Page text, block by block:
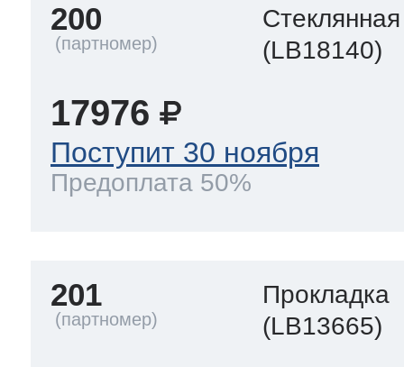
200
(LB18140)
17976
Поступит 30 ноября
Предоплата 50%
201
Прокладка
(LB13665)